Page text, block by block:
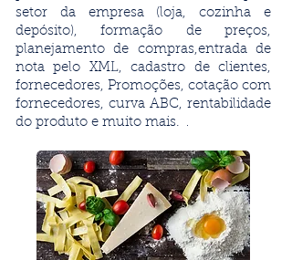
setor da empresa (loja, cozinha e
depósito), formação de preços,
planejamento de compras,entrada de
nota pelo XML, cadastro de clientes,
fornecedores, Promoções, cotação com
fornecedores, curva ABC, rentabilidade
do produto e muito mais. .